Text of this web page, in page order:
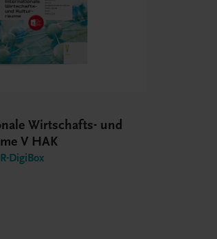
Wirtschafts- und
V HAK
DigiBox